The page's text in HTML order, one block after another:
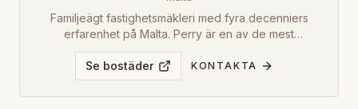
Familjeägt fastighetsmäkleri med fyra decenniers
erfarenhet på Malta. Perry är en av de mest
framgångsrika mäklarbyråerna på de maltesiska
öarna, specialiserade på bostadsförsäljning,
uthyrning, kommersiella fastigheter och
fastighetsförvaltning.
Se bostäder KONTAKTA